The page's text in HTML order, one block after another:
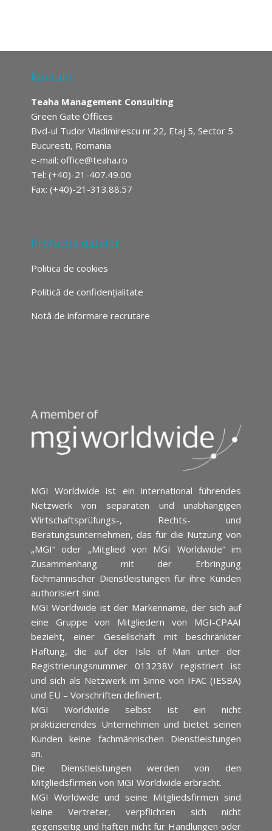
Kontakt
Teaha Management Consulting
Green Gate Offices
Bvd-ul Tudor Vladimirescu nr.22, Etaj 5, Sector 5
Bucuresti, Romania
e-mail: office@teaha.ro
Tel: (+40)-21-407.49.00
Fax: (+40)-21-313.88.57
Protecția datelor
Politica de cookies
Politică de confidențialitate
Notă de informare recrutare
MGI Worldwide ist ein international führendes
Netzwerk von separaten und unabhängigen
Wirtschaftsprüfungs-, Rechts- und
Beratungsunternehmen, das für die Nutzung von
„MGI“ oder „Mitglied von MGI Worldwide“ im
Zusammenhang mit der Erbringung
fachmännischer Dienstleistungen für ihre Kunden
authorisiert sind.
MGI Worldwide ist der Markenname, der sich auf
eine Gruppe von Mitgliedern von MGI-CPAAI
bezieht, einer Gesellschaft mit beschränkter
Haftung, die auf der Isle of Man unter der
Registrierungsnummer 013238V registriert ist
und sich als Netzwerk im Sinne von IFAC (IESBA)
und EU – Vorschriften definiert.
MGI Worldwide selbst ist ein nicht
praktizierendes Unternehmen und bietet seinen
Kunden keine fachmännischen Dienstleistungen
an.
Die Dienstleistungen werden von den
Mitgliedsfirmen von MGI Worldwide erbracht.
MGI Worldwide und seine Mitgliedsfirmen sind
keine Vertreter, verpflichten sich nicht
gegenseitig und haften nicht für Handlungen oder